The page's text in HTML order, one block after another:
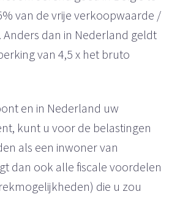
van de vrije verkoopwaarde /
dan in Nederland geldt
van 4,5 x het bruto
en in Nederland uw
kunt u voor de belastingen
als een inwoner van
dan ook alle fiscale voordelen
die u zou